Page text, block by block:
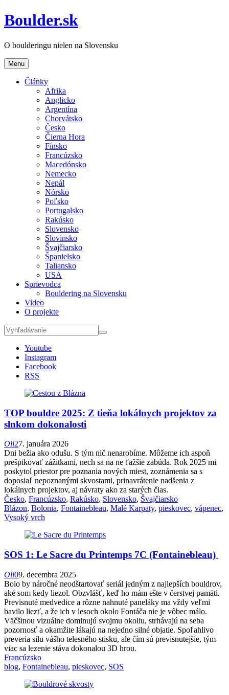
Boulder.sk
O boulderingu nielen na Slovensku
Menu
Články
Afrika
Anglicko
Argentína
Chorvátsko
Česko
Čierna Hora
Fínsko
Francúzsko
Macedónsko
Nemecko
Nepál
Nórsko
Poľsko
Portugalsko
Rakúsko
Slovensko
Slovinsko
Švajčiarsko
Španielsko
Taliansko
USA
Sprievodca
Bouldering na Slovensku
Video
O projekte
Youtube
Instagram
Facebook
RSS
TOP bouldre 2025: Z tieňa lokálnych projektov za
slnkom dokonalosti
Oli27. januára 2026
Dni bežia ako odušu. S tým nič nenarobíme. Môžeme ich aspoň
prešpikovať zážitkami, nech sa na ne ťažšie zabúda. Rok 2025 mi
poskytol priestor pre poznania nových miest, zoznámenia sa s
doposiaľ nepoznanými skvostami, prinavrátenie nadšenia z
lokálnych projektov, aj návraty ako za starých čias.
Česko, Francúzsko, Rakúsko, Slovensko, Švajčiarsko
Blázon, Bolonia, Fontainebleau, Malé Karpaty, pieskovec, vápenec,
Vysoký vrch
SOS 1: Le Sacre du Printemps 7C (Fontainebleau)
Oli09. decembra 2025
Bolo by náročné neodštartovať seriál jedným z najlepších bouldrov,
aké som kedy liezol. Obzvlášť, keď ho mám ešte v čerstvej pamäti.
Previsnuté medvedice a rôzne nahnuté paneláky ma vždy veľmi
bavilo liezť, a že ich v lesoch okolo Fontáča nie je vôbec málo.
Väčšinou vizuálne dominujú svojmu okoliu, strhávajú na seba
pozornosť a okamžite lákajú na nejedno silné objatie. Spoľahlivo
preveria silu vášho telesného stisku, ale čím sú previsnutejšie, tým
viac sa lezenie stáva dokonalou 3D hrou.
Francúzsko
blog, Fontainebleau, pieskovec, SOS